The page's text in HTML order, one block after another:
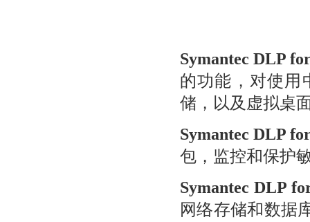
Symantec DLP
的功能，对使用
储，以及虚拟桌
Symantec DLP
包，监控和保护
Symantec DLP
网络存储和数据